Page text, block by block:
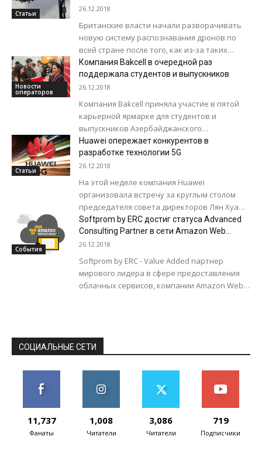
Статьи
аэропорту Гатвик
26.12.2018
Британские власти начали разворачивать
новую систему распознавания дронов по
всей стране после того, как из-за таких
беспилотных летательных аппаратов было
задержано около 1000 рейсов...
Новости
операторов
Компания Bakcell в очередной раз
поддержала студентов и выпускников
26.12.2018
Компания Bakcell приняла участие в пятой
карьерной ярмарке для студентов и
выпускников Азербайджанского
государственного университета нефти и
промышленности. Так, на карьерной
ярмарке, организованной для студентов...
Статьи
Huawei опережает конкурентов в
разработке технологии 5G
26.12.2018
На этой неделе компания Huawei
организовала встречу за круглым столом
председателя совета директоров Лян Хуа
(Liang Hua) с представителями СМИ.
Коснувшись вопроса технологий 5G, Лян...
События
Softprom by ERC достиг статуса Advanced
Consulting Partner в сети Amazon Web
Services
26.12.2018
Softprom by ERC - Value Added партнер
мирового лидера в сфере предоставления
облачных сервисов, компании Amazon Web
СОЦИАЛЬНЫЕ СЕТИ
11,737
Фанаты
1,008
Читатели
3,086
Читатели
719
Подписчики